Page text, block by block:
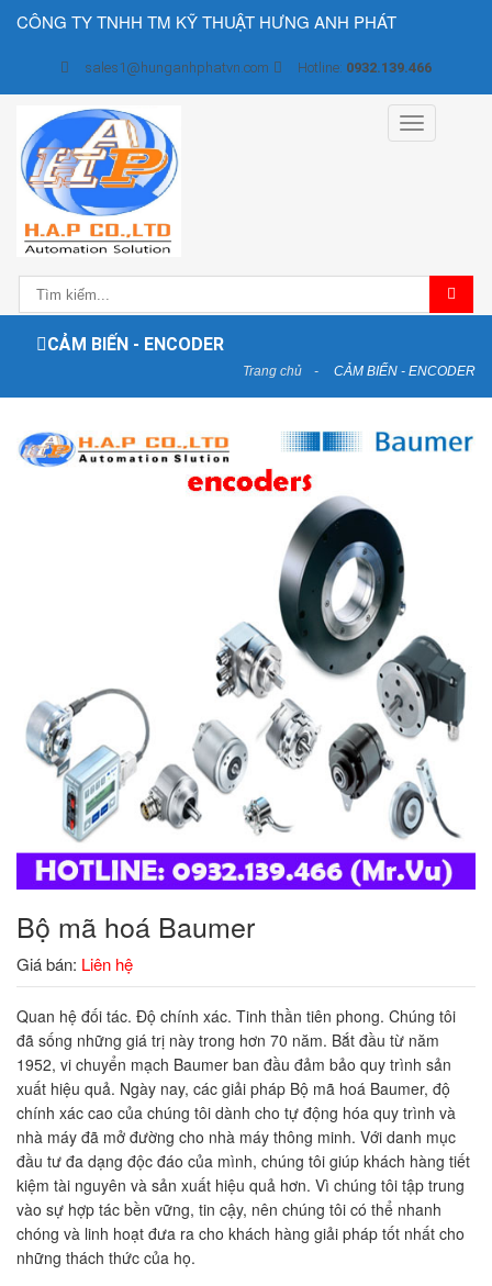
CÔNG TY TNHH TM KỸ THUẬT HƯNG ANH PHÁT
sales1@hunganhphatvn.com Hotline: 0932.139.466
Toggle
navigation
CẢM BIẾN - ENCODER
Trang chủ CẢM BIẾN - ENCODER
Bộ mã hoá Baumer
Giá bán: Liên hệ
Quan hệ đối tác. Độ chính xác. Tinh thần tiên phong. Chúng tôi
đã sống những giá trị này trong hơn 70 năm. Bắt đầu từ năm
1952, vi chuyển mạch Baumer ban đầu đảm bảo quy trình sản
xuất hiệu quả. Ngày nay, các giải pháp Bộ mã hoá Baumer, độ
chính xác cao của chúng tôi dành cho tự động hóa quy trình và
nhà máy đã mở đường cho nhà máy thông minh. Với danh mục
đầu tư đa dạng độc đáo của mình, chúng tôi giúp khách hàng tiết
kiệm tài nguyên và sản xuất hiệu quả hơn. Vì chúng tôi tập trung
vào sự hợp tác bền vững, tin cậy, nên chúng tôi có thể nhanh
chóng và linh hoạt đưa ra cho khách hàng giải pháp tốt nhất cho
những thách thức của họ.